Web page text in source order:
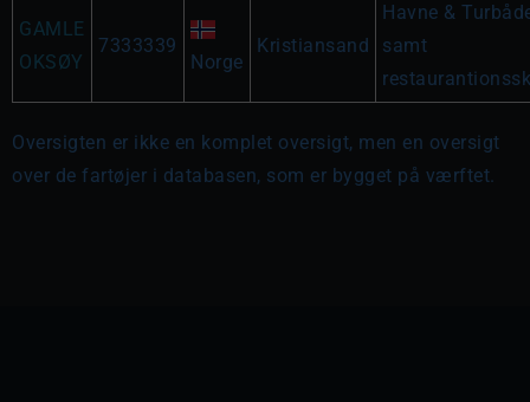
GAMLE
OKSØY
7333339
Norge
Kristiansand
Havne &
samt
Oversigten er ikke en komplet oversigt, men en oversigt
over de fartøjer i databasen, som er bygget på værftet.